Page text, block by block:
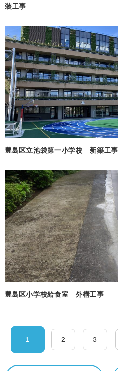
装工事
豊島区立池袋第一小学校 新築工事
豊島区小学校給食室 外構工事
1 2 3